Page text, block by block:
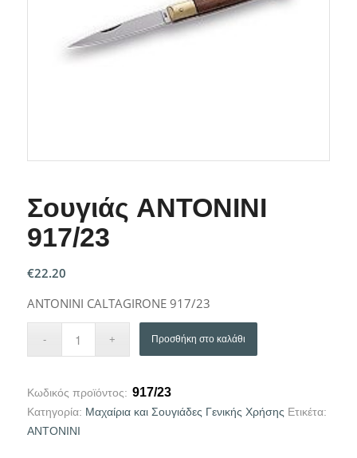
Σουγιάς ANTONINI
917/23
€22.20
ANTONINI CALTAGIRONE 917/23
Προσθήκη στο καλάθι
Κωδικός προϊόντος: 917/23
Κατηγορία: Μαχαίρια και Σουγιάδες Γενικής Χρήσης Ετικέτα:
ANTONINI